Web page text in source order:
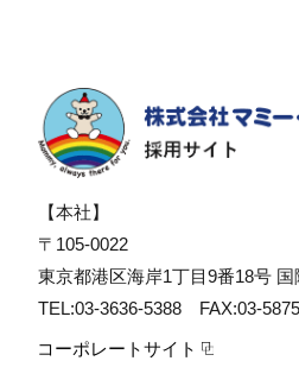
【本社】
〒105-0022
東京都港区海岸1丁目9番18号
TEL:03-3636-5388 FAX:03-
コーポレートサイト